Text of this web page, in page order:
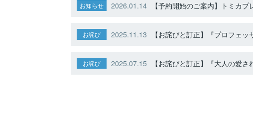
お知らせ 2026.01.14 【予約開始のご案内】トミカ
お詫び 2025.11.13 【お詫びと訂正】『プロフェ
お詫び 2025.07.15 【お詫びと訂正】『大人の愛さ